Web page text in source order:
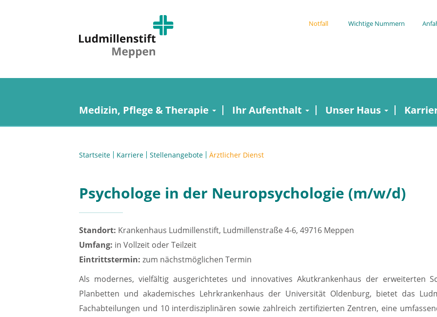
Notfall Wichtige Nummern
Medizin, Pflege & Therapie Ihr Aufenthalt Unser Haus
Startseite Karriere Stellenangebote Ärztlicher Dienst
Psychologe in der Neuropsychologie (m/w/d)
Standort: Krankenhaus Ludmillenstift, Ludmillenstraße 4-6, 49716 Meppen
Umfang: in Vollzeit oder Teilzeit
Eintrittstermin: zum nächstmöglichen Termin
Als modernes, vielfältig ausgerichtetes und innovatives Akutkrankenhaus der erweiterten
Planbetten und akademisches Lehrkrankenhaus der Universität Oldenburg, bietet das
Fachabteilungen und 10 interdisziplinären sowie zahlreich zertifizierten Zentren, eine